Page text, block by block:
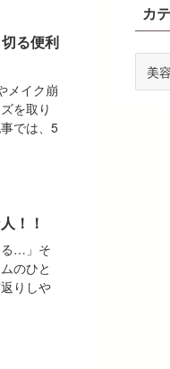
る便利
メイク崩
を取り
では、5
！！
る…」そ
のひと
りしや
カ